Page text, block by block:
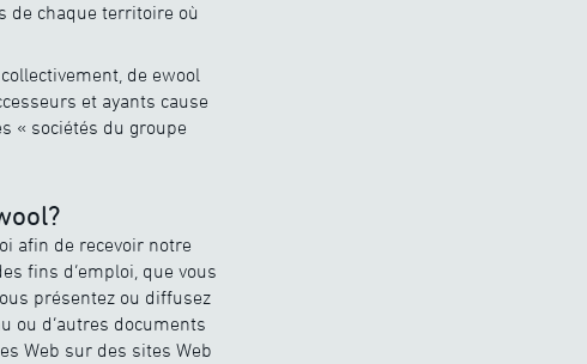
de chaque territoire où
de ewool
et ayants cause
« sociétés du groupe
afin de recevoir notre
fins d’emploi, que vous
présentez ou diffusez
ou d’autres documents
Web sur des sites Web